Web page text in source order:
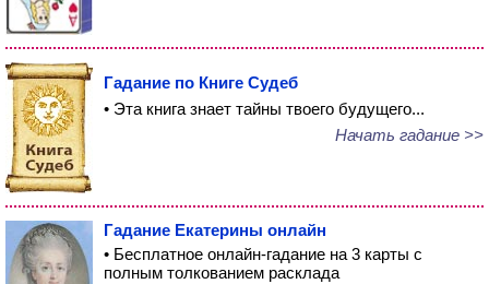
Гадание по Книге Судеб
• Эта книга знает тайны твоего будущего...
Начать гадание >>
Гадание Екатерины онлайн
• Бесплатное онлайн-гадание на 3 карты с
полным толкованием расклада